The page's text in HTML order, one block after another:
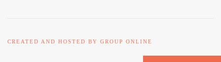
CREATED AND HOSTED BY GROUP ONLINE